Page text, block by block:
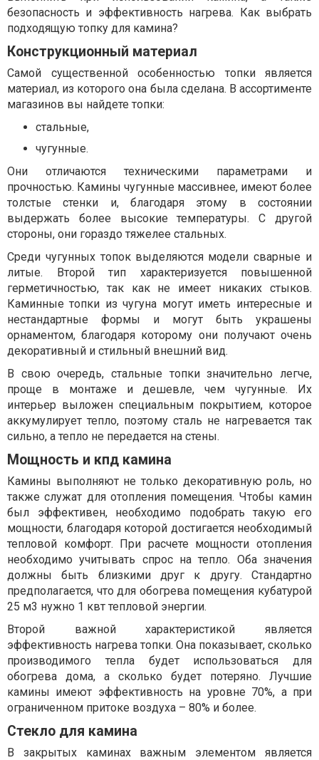
безопасность и эффективность нагрева. Как выбрать
подходящую топку для камина?
Конструкционный материал
Самой существенной особенностью топки является
материал, из которого она была сделана. В ассортименте
магазинов вы найдете топки:
стальные,
чугунные.
Они отличаются техническими параметрами и
прочностью. Камины чугунные массивнее, имеют более
толстые стенки и, благодаря этому в состоянии
выдержать более высокие температуры. С другой
стороны, они гораздо тяжелее стальных.
Среди чугунных топок выделяются модели сварные и
литые. Второй тип характеризуется повышенной
герметичностью, так как не имеет никаких стыков.
Каминные топки из чугуна могут иметь интересные и
нестандартные формы и могут быть украшены
орнаментом, благодаря которому они получают очень
декоративный и стильный внешний вид.
В свою очередь, стальные топки значительно легче,
проще в монтаже и дешевле, чем чугунные. Их
интерьер выложен специальным покрытием, которое
аккумулирует тепло, поэтому сталь не нагревается так
сильно, а тепло не передается на стены.
Мощность и кпд камина
Камины выполняют не только декоративную роль, но
также служат для отопления помещения. Чтобы камин
был эффективен, необходимо подобрать такую его
мощности, благодаря которой достигается необходимый
тепловой комфорт. При расчете мощности отопления
необходимо учитывать спрос на тепло. Оба значения
должны быть близкими друг к другу. Стандартно
предполагается, что для обогрева помещения кубатурой
25 м3 нужно 1 квт тепловой энергии.
Второй важной характеристикой является
эффективность нагрева топки. Она показывает, сколько
производимого тепла будет использоваться для
обогрева дома, а сколько будет потеряно. Лучшие
камины имеют эффективность на уровне 70%, а при
ограниченном притоке воздуха – 80% и более.
Стекло для камина
В закрытых каминах важным элементом является